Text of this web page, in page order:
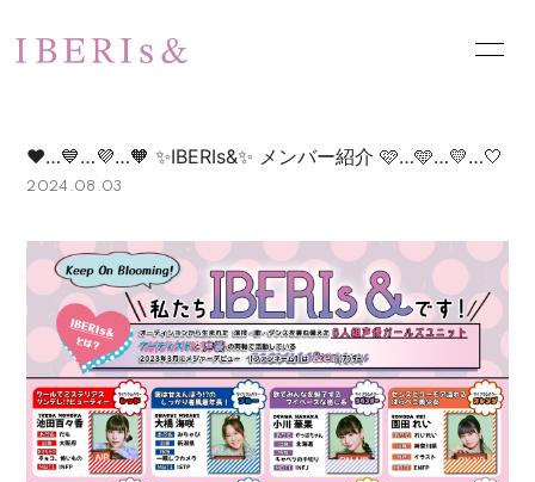
SCHEDULE PROFILE
PHOTO お問い合わせ
❤️…💙…💜…🧡 ✨IBERIs&✨ メンバー紹介 🩷…🩵…💛…🤍
2024.08.03